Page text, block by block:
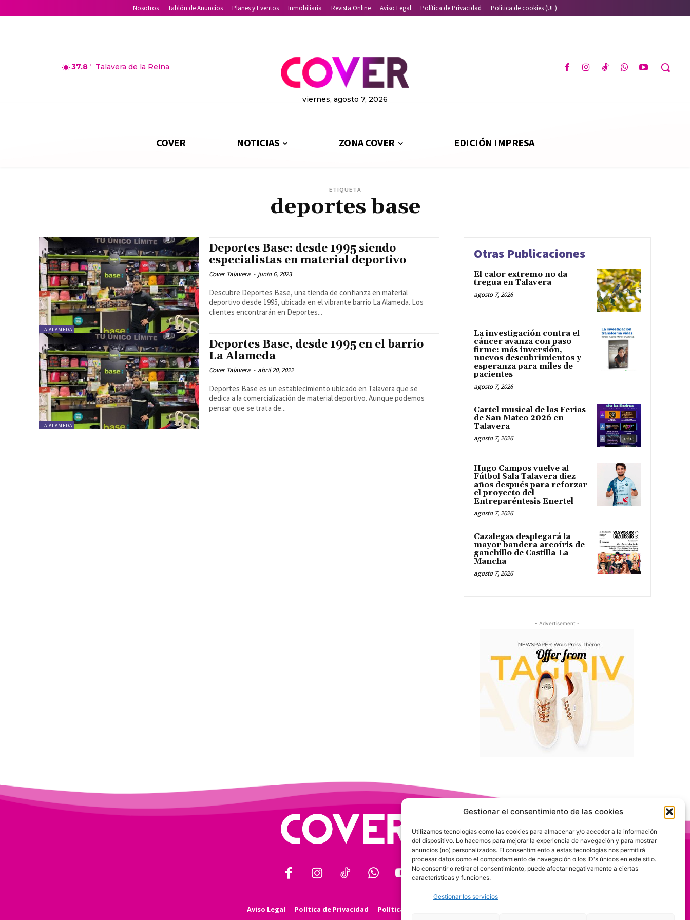
Gestionar el consentimiento de las cookies
Utilizamos tecnologías como las cookies para almacenar y/o acceder a la información
del dispositivo. Lo hacemos para mejorar la experiencia de navegación y para mostrar
anuncios (no) personalizados. El consentimiento a estas tecnologías nos permitirá
procesar datos como el comportamiento de navegación o los ID's únicos en este sitio.
No consentir o retirar el consentimiento, puede afectar negativamente a ciertas
características y funciones.
Gestionar los servicios
Nosotros Tablón de Anuncios Planes y Eventos Inmobiliaria Revista Online Aviso Legal Política de Privacidad Política de cookies (UE)
37.8 C Talavera de la Reina
viernes, agosto 7, 2026
COVER NOTICIAS ZONA COVER EDICIÓN IMPRESA
ETIQUETA
deportes base
LA ALAMEDA
Deportes Base: desde 1995 siendo
especialistas en material deportivo
Cover Talavera - junio 6, 2023
Descubre Deportes Base, una tienda de confianza en material
deportivo desde 1995, ubicada en el vibrante barrio La Alameda. Los
clientes encontrarán en Deportes...
LA ALAMEDA
Deportes Base, desde 1995 en el barrio
La Alameda
Cover Talavera - abril 20, 2022
Deportes Base es un establecimiento ubicado en Talavera que se
dedica a la comercialización de material deportivo. Aunque podemos
pensar que se trata de...
Otras Publicaciones
El calor extremo no da
tregua en Talavera
agosto 7, 2026
La investigación contra el
cáncer avanza con paso
firme: más inversión,
nuevos descubrimientos y
esperanza para miles de
pacientes
agosto 7, 2026
Cartel musical de las Ferias
de San Mateo 2026 en
Talavera
agosto 7, 2026
Hugo Campos vuelve al
Fútbol Sala Talavera diez
años después para reforzar
el proyecto del
Entreparéntesis Enertel
agosto 7, 2026
Cazalegas desplegará la
mayor bandera arcoíris de
ganchillo de Castilla-La
Mancha
agosto 7, 2026
- Advertisement -
Aviso Legal Política de Privacidad Política de Cookies